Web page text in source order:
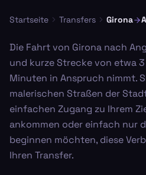
Startseite Transfers Girona
Die Fahrt von Girona nach
und kurze Strecke von etwa
Minuten in Anspruch nimmt.
malerischen Straßen der
einfachen Zugang zu Ihrem
ankommen oder einfach nur
beginnen möchten, diese
Ihren Transfer.